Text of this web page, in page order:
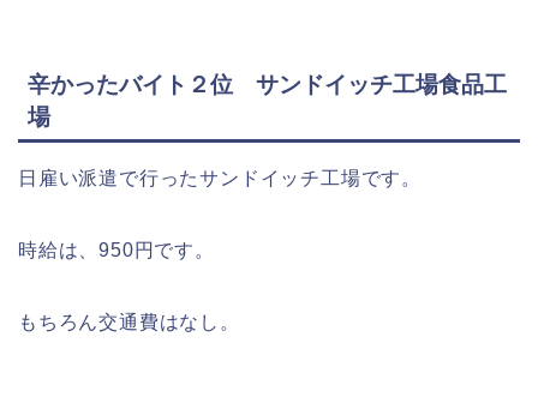
辛かったバイト２位 サンドイッチ工場食品工
場
日雇い派遣で行ったサンドイッチ工場です。
時給は、950円です。
もちろん交通費はなし。